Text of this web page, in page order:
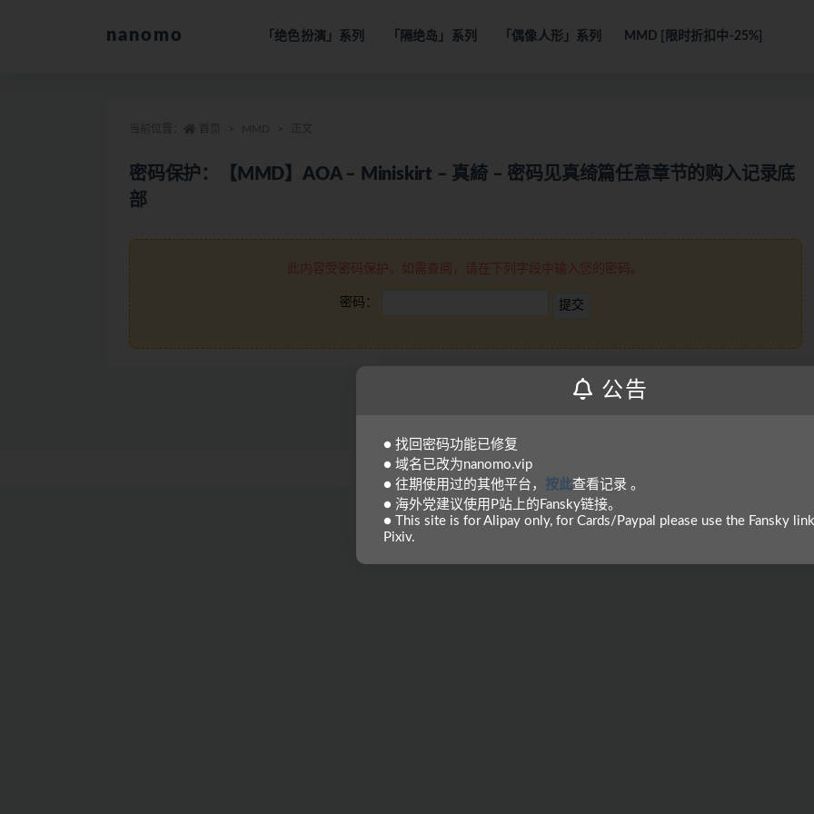
nanomo 「绝色扮演」系列 「隔绝岛」系列 「偶像人形」系列 MMD [限时折扣中-25%]
密码保护：【MMD】AOA – Miniskirt – 真綺 – 密码见真绮篇任意章节的购入记录底
部
此内容受密码保护。如需查阅，请在下列字段中输入您的密码。
密码：
公告
● 找回密码功能已修复
● 域名已改为nanomo.vip
● 往期使用过的其他平台， 按此查看记录 。
● 海外党建议使用P站上的Fansky链接。
● This site is for Alipay only, for Cards/Paypal please use the Fansky
Pixiv.